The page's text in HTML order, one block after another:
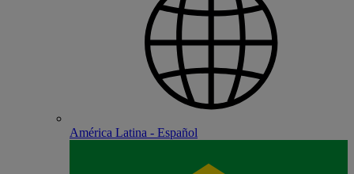
América Latina - Español